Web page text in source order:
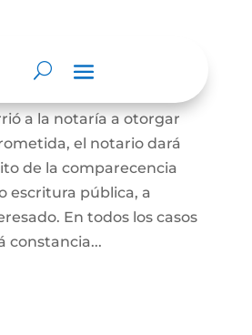
para otorgar
de comprobar que una
a la notaría a otorgar
el notario dará
de la comparecencia
escritura pública, a
En todos los casos
constancia...